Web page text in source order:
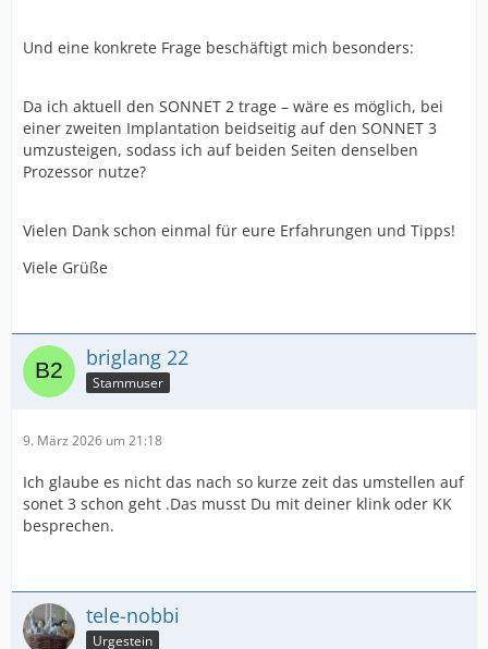
Und eine konkrete Frage beschäftigt mich besonders:
Da ich aktuell den SONNET 2 trage – wäre es möglich, bei
einer zweiten Implantation beidseitig auf den SONNET 3
umzusteigen, sodass ich auf beiden Seiten denselben
Prozessor nutze?
Vielen Dank schon einmal für eure Erfahrungen und Tipps!
Viele Grüße
briglang 22
Stammuser
9. März 2026 um 21:18
Ich glaube es nicht das nach so kurze zeit das umstellen auf
sonet 3 schon geht .Das musst Du mit deiner klink oder KK
besprechen.
tele-nobbi
Urgestein